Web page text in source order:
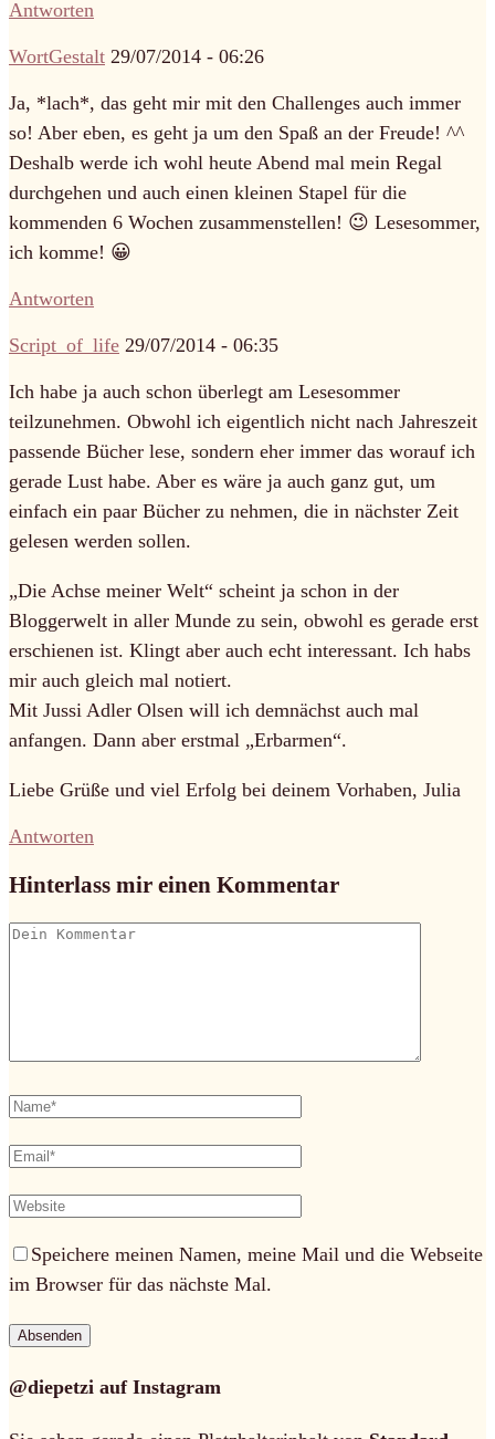
Antworten
WortGestalt 29/07/2014 - 06:26
Ja, *lach*, das geht mir mit den Challenges auch immer
so! Aber eben, es geht ja um den Spaß an der Freude! ^^
Deshalb werde ich wohl heute Abend mal mein Regal
durchgehen und auch einen kleinen Stapel für die
kommenden 6 Wochen zusammenstellen! 😉 Lesesommer,
ich komme! 😀
Antworten
Script_of_life 29/07/2014 - 06:35
Ich habe ja auch schon überlegt am Lesesommer
teilzunehmen. Obwohl ich eigentlich nicht nach Jahreszeit
passende Bücher lese, sondern eher immer das worauf ich
gerade Lust habe. Aber es wäre ja auch ganz gut, um
einfach ein paar Bücher zu nehmen, die in nächster Zeit
gelesen werden sollen.
„Die Achse meiner Welt“ scheint ja schon in der
Bloggerwelt in aller Munde zu sein, obwohl es gerade erst
erschienen ist. Klingt aber auch echt interessant. Ich habs
mir auch gleich mal notiert.
Mit Jussi Adler Olsen will ich demnächst auch mal
anfangen. Dann aber erstmal „Erbarmen“.
Liebe Grüße und viel Erfolg bei deinem Vorhaben, Julia
Antworten
Hinterlass mir einen Kommentar
Speichere meinen Namen, meine Mail und die Webseite
im Browser für das nächste Mal.
@diepetzi auf Instagram